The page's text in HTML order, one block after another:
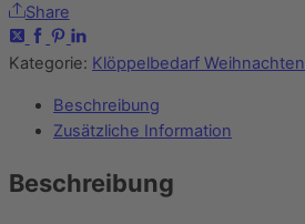
Share
Kategorie: Klöppelbedarf Weihnachten
Beschreibung
Zusätzliche Information
Beschreibung